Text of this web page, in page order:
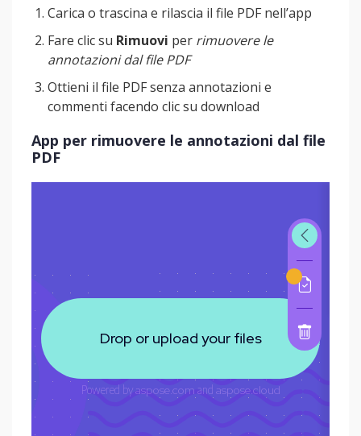
Carica o trascina e rilascia il file PDF nell’app
Fare clic su Rimuovi per rimuovere le
annotazioni dal file PDF
Ottieni il file PDF senza annotazioni e
commenti facendo clic su download
App per rimuovere le annotazioni dal file
PDF